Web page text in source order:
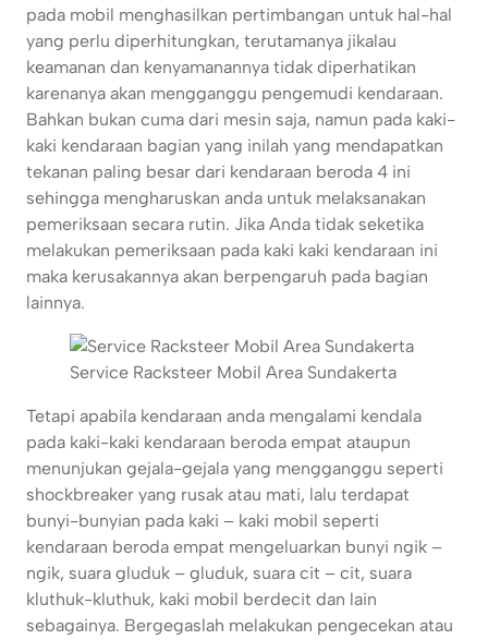
pada mobil menghasilkan pertimbangan untuk hal-hal
yang perlu diperhitungkan, terutamanya jikalau
keamanan dan kenyamanannya tidak diperhatikan
karenanya akan mengganggu pengemudi kendaraan.
Bahkan bukan cuma dari mesin saja, namun pada kaki-
kaki kendaraan bagian yang inilah yang mendapatkan
tekanan paling besar dari kendaraan beroda 4 ini
sehingga mengharuskan anda untuk melaksanakan
pemeriksaan secara rutin. Jika Anda tidak seketika
melakukan pemeriksaan pada kaki kaki kendaraan ini
maka kerusakannya akan berpengaruh pada bagian
lainnya.
Service Racksteer Mobil Area Sundakerta
Tetapi apabila kendaraan anda mengalami kendala
pada kaki-kaki kendaraan beroda empat ataupun
menunjukan gejala-gejala yang mengganggu seperti
shockbreaker yang rusak atau mati, lalu terdapat
bunyi-bunyian pada kaki – kaki mobil seperti
kendaraan beroda empat mengeluarkan bunyi ngik –
ngik, suara gluduk – gluduk, suara cit – cit, suara
kluthuk-kluthuk, kaki mobil berdecit dan lain
sebagainya. Bergegaslah melakukan pengecekan atau